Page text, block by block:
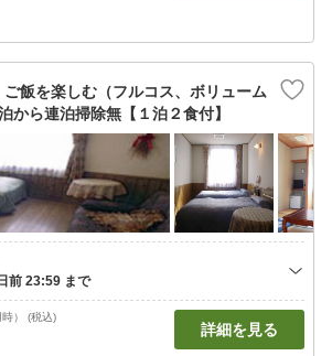
ご飯を楽しむ（フルコス、ボリューム
から連泊掃除無【１泊２食付】
） (税込)
詳細を見る